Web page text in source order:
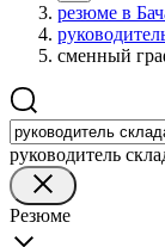
резюме в
сменный
руководитель
Резюме